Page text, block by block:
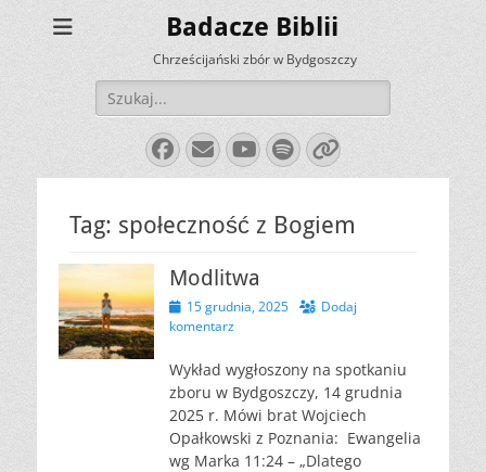
Badacze Biblii
Chrześcijański zbór w Bydgoszczy
Szukaj:
Facebook
E-
mail
YouTube
Spotify
Link
Tag: społeczność z Bogiem
Modlitwa
Opublikowano
15 grudnia, 2025
Dodaj
komentarz
Wykład wygłoszony na spotkaniu
zboru w Bydgoszczy, 14 grudnia
2025 r. Mówi brat Wojciech
Opałkowski z Poznania: Ewangelia
wg Marka 11:24 – „Dlatego